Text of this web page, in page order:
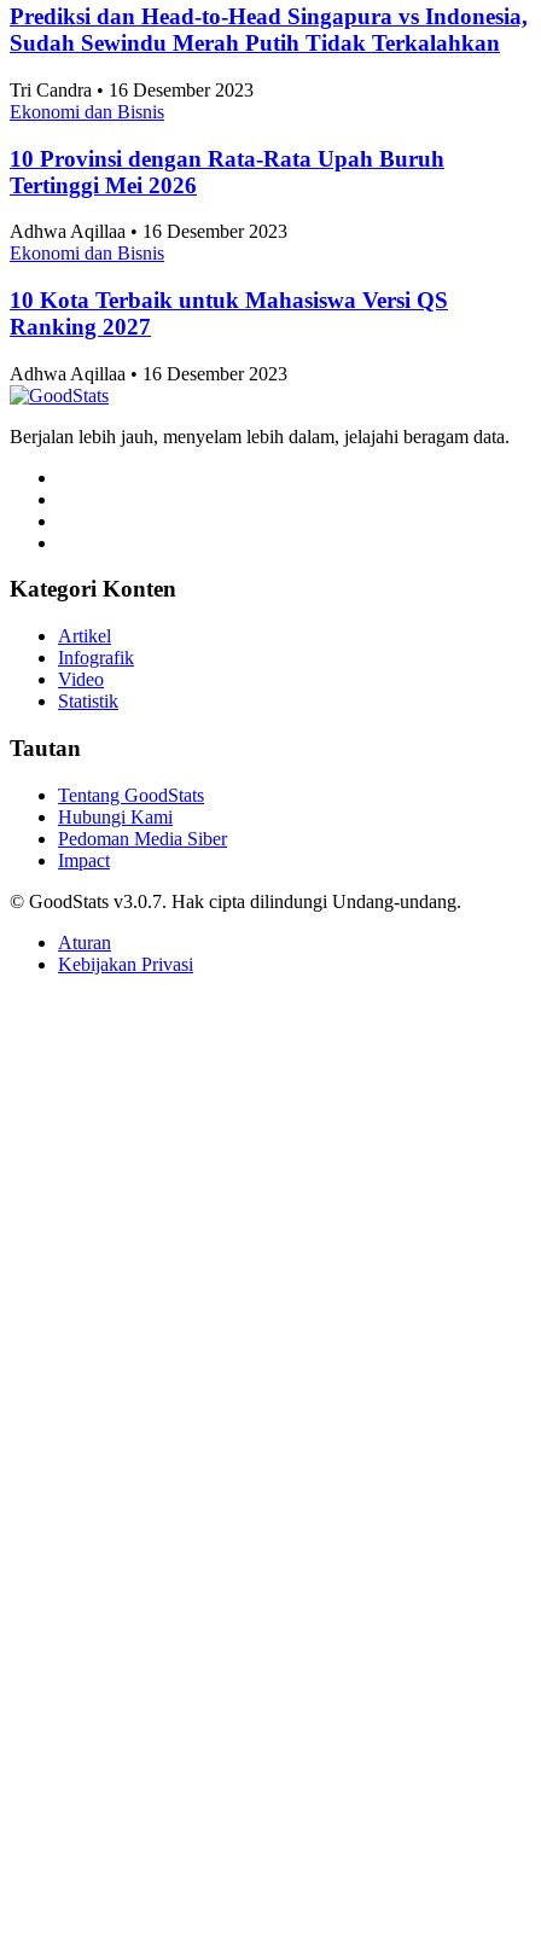
Prediksi dan Head-to-Head Singapura vs Indonesia,
Sudah Sewindu Merah Putih Tidak Terkalahkan
Tri Candra • 16 Desember 2023
Ekonomi dan Bisnis
10 Provinsi dengan Rata-Rata Upah Buruh
Tertinggi Mei 2026
Adhwa Aqillaa • 16 Desember 2023
Ekonomi dan Bisnis
10 Kota Terbaik untuk Mahasiswa Versi QS
Ranking 2027
Adhwa Aqillaa • 16 Desember 2023
Berjalan lebih jauh, menyelam lebih dalam, jelajahi beragam data.
Kategori Konten
Artikel
Infografik
Video
Statistik
Tautan
Tentang GoodStats
Hubungi Kami
Pedoman Media Siber
Impact
© GoodStats v3.0.7. Hak cipta dilindungi Undang-undang.
Aturan
Kebijakan Privasi